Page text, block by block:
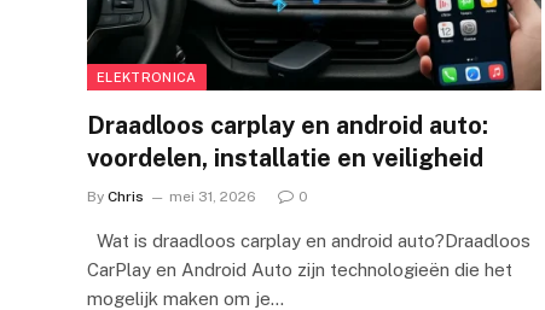
ELEKTRONICA
Draadloos carplay en android auto:
voordelen, installatie en veiligheid
By Chris mei 31, 2026 0
Wat is draadloos carplay en android auto?Draadloos
CarPlay en Android Auto zijn technologieën die het
mogelijk maken om je…